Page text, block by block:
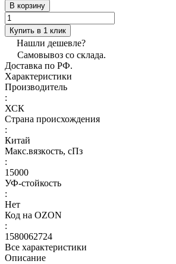
В корзину
Купить в 1 клик
Нашли дешевле?
Самовывоз со склада.
Доставка по РФ.
Характеристики
Производитель
:
ХСК
Страна происхождения
:
Китай
Макс.вязкoсть, сПз
:
15000
УФ-стойкость
:
Нет
Код на OZON
:
1580062724
Все характеристики
Описание